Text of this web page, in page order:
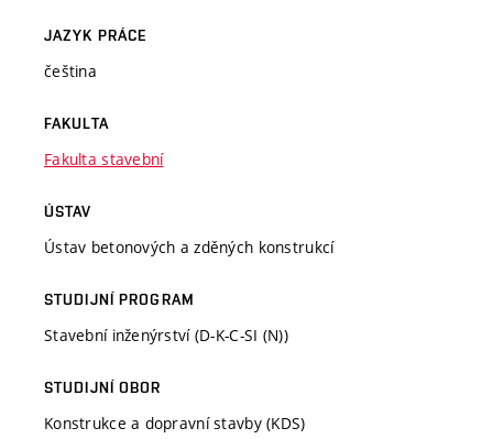
JAZYK PRÁCE
čeština
FAKULTA
Fakulta stavební
ÚSTAV
Ústav betonových a zděných konstrukcí
STUDIJNÍ PROGRAM
Stavební inženýrství (D-K-C-SI (N))
STUDIJNÍ OBOR
Konstrukce a dopravní stavby (KDS)